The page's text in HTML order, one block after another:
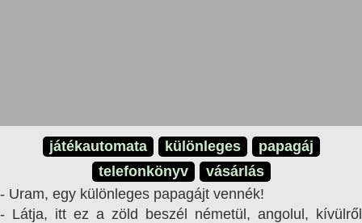
játékautomata különleges
papagáj
telefonkönyv
vásárlás
- Uram, egy különleges papagájt vennék!
- Látja, itt ez a zöld beszél németül, angolul, kívülről